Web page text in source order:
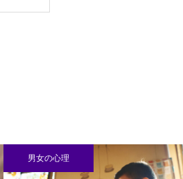
男女の心理